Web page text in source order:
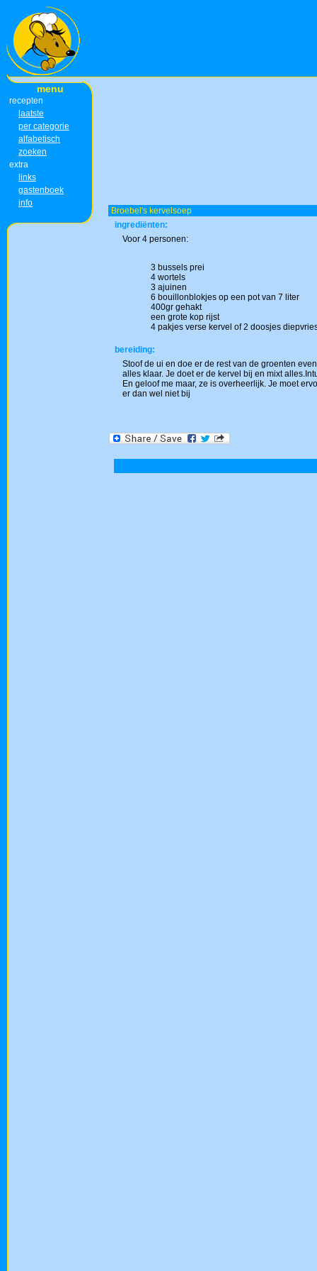
menu
recepten
laatste
per categorie
alfabetisch
zoeken
extra
links
gastenboek
info
Broebel's kervelsoep
ingrediënten:
Voor 4 personen:
3 bussels prei
4 wortels
3 ajuinen
6 bouillonblokjes op een pot van 7 liter
400gr gehakt
een grote kop rijst
4 pakjes verse kervel of 2 doosjes
bereiding:
Stoof de ui en doe er de rest van de groenten
alles klaar. Je doet er de kervel bij en mixt
En geloof me maar, ze is overheerlijk. Je moet
er dan wel niet bij